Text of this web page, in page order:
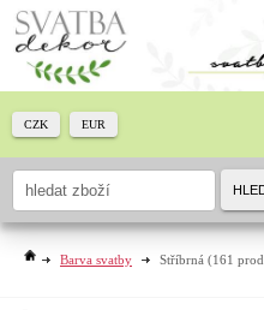
Barva svatby Stříbrná (161
CZK EUR